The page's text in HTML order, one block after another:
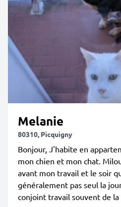
Melanie
80310, Picquigny
Bonjour, J'habite en
mon chien et mon chat.
avant mon travail et le soir
généralement pas seul la
conjoint travail souvent de la